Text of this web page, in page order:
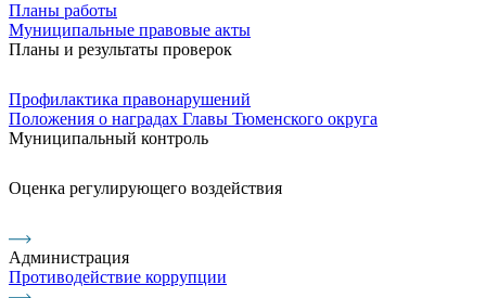
Планы работы
Муниципальные правовые акты
Планы и результаты проверок
Профилактика правонарушений
Положения о наградах Главы Тюменского округа
Муниципальный контроль
Оценка регулирующего воздействия
Администрация
Противодействие коррупции